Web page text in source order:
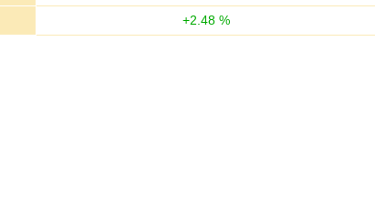
+2.48%